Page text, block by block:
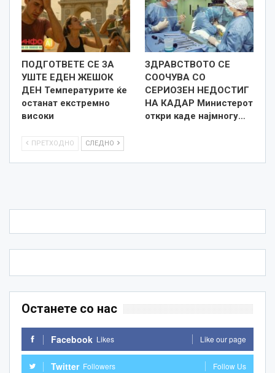
ПОДГОТВЕТЕ СЕ ЗА
УШТЕ ЕДЕН ЖЕШОК
ДЕН Температурите ќе
останат екстремно
високи
ЗДРАВСТВОТО СЕ
СООЧУВА СО
СЕРИОЗЕН НЕДОСТИГ
НА КАДАР Министерот
откри каде најмногу…
ПРЕТХОДНО СЛЕДНО
Останете со нас
Facebook Likes Like our page
Twitter Followers Follow Us